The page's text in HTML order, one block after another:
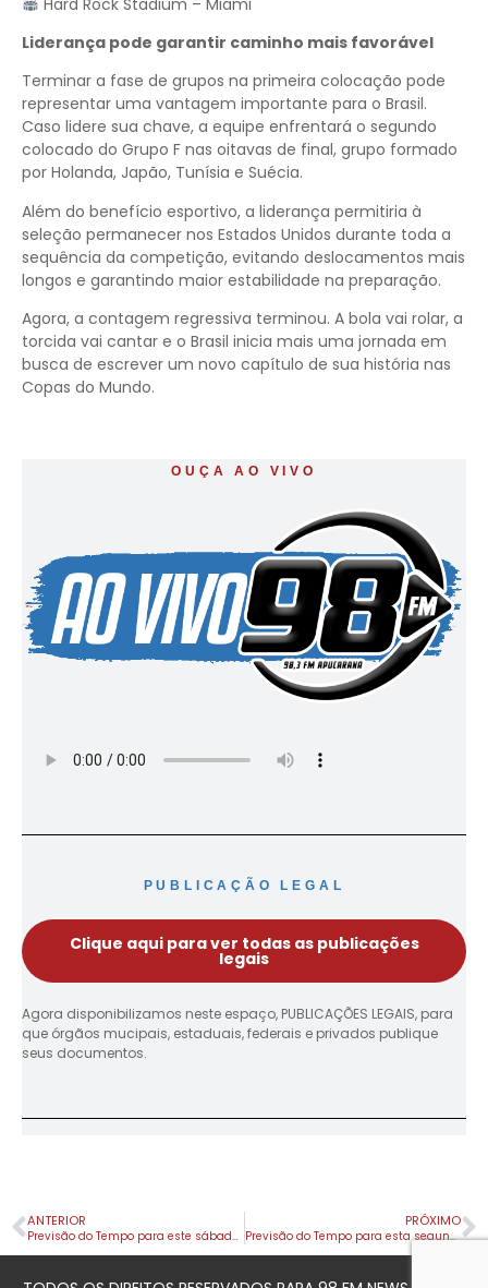
Liderança pode garantir caminho mais favorável
Terminar a fase de grupos na primeira colocação pode
representar uma vantagem importante para o Brasil.
Caso lidere sua chave, a equipe enfrentará o segundo
colocado do Grupo F nas oitavas de final, grupo formado
por Holanda, Japão, Tunísia e Suécia.
Além do benefício esportivo, a liderança permitiria à
seleção permanecer nos Estados Unidos durante toda a
sequência da competição, evitando deslocamentos mais
longos e garantindo maior estabilidade na preparação.
Agora, a contagem regressiva terminou. A bola vai rolar, a
torcida vai cantar e o Brasil inicia mais uma jornada em
busca de escrever um novo capítulo de sua história nas
Copas do Mundo.
OUÇA AO VIVO
PUBLICAÇÃO LEGAL
Clique aqui para ver todas as publicações
legais
Agora disponibilizamos neste espaço, PUBLICAÇÕES LEGAIS, para
que órgãos mucipais, estaduais, federais e privados publique
seus documentos.
ANTERIOR PRÓXIMO
Previsão do Tempo para esta segunda-feira (15) em Apucarana e Região